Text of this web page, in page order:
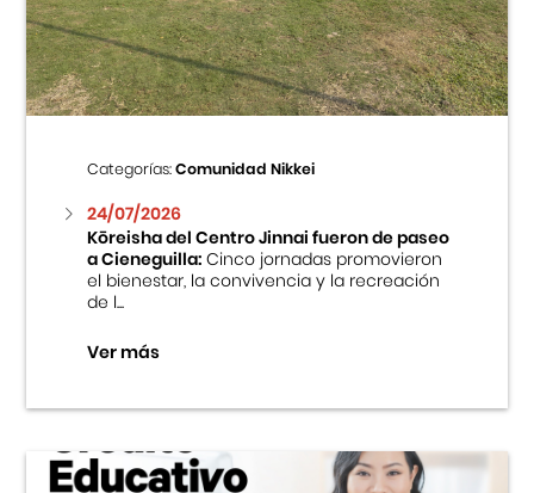
Centro Cultural Peruano Japonés
Cursos
Museo de la Inmigración Japonesa
Fondo Editorial
Teatro Peruano Japonés
Categorías:Comunidad Nikkei
24/07/2026
Kōreisha del Centro Jinnai fueron de paseo
a Cieneguilla:Cinco jornadas promovieron
el bienestar, la convivencia y la recreación
de l...
Ver más